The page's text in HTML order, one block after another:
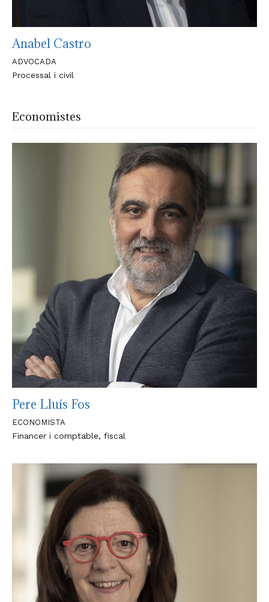
Anabel Castro
ADVOCADA
Processal i civil
Economistes
Pere Lluís Fos
ECONOMISTA
Financer i comptable, fiscal